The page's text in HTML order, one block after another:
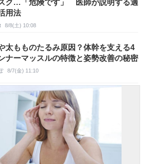
ク…「危険です」 医師が説明する適
用法
8/8(土) 10:08
太もものたるみ原因？体幹を支える4
ナーマッスルの特徴と姿勢改善の秘密
8/7(金) 11:10